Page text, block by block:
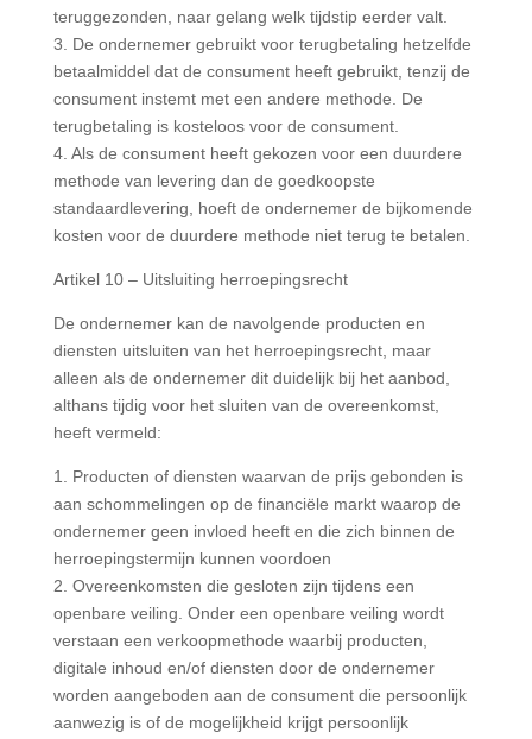
teruggezonden, naar gelang welk tijdstip eerder valt.
3. De ondernemer gebruikt voor terugbetaling hetzelfde
betaalmiddel dat de consument heeft gebruikt, tenzij de
consument instemt met een andere methode. De
terugbetaling is kosteloos voor de consument.
4. Als de consument heeft gekozen voor een duurdere
methode van levering dan de goedkoopste
standaardlevering, hoeft de ondernemer de bijkomende
kosten voor de duurdere methode niet terug te betalen.
Artikel 10 – Uitsluiting herroepingsrecht
De ondernemer kan de navolgende producten en
diensten uitsluiten van het herroepingsrecht, maar
alleen als de ondernemer dit duidelijk bij het aanbod,
althans tijdig voor het sluiten van de overeenkomst,
heeft vermeld:
1. Producten of diensten waarvan de prijs gebonden is
aan schommelingen op de financiële markt waarop de
ondernemer geen invloed heeft en die zich binnen de
herroepingstermijn kunnen voordoen
2. Overeenkomsten die gesloten zijn tijdens een
openbare veiling. Onder een openbare veiling wordt
verstaan een verkoopmethode waarbij producten,
digitale inhoud en/of diensten door de ondernemer
worden aangeboden aan de consument die persoonlijk
aanwezig is of de mogelijkheid krijgt persoonlijk